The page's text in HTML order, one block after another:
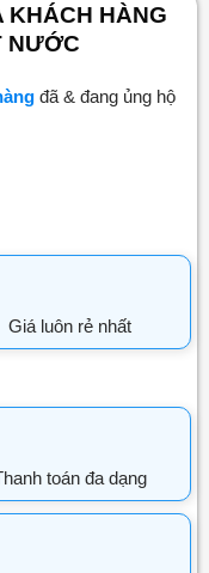
KHÁCH HÀNG
NƯỚC
đã & đang ủng hộ
Giá luôn rẻ nhất
toán đa dạng